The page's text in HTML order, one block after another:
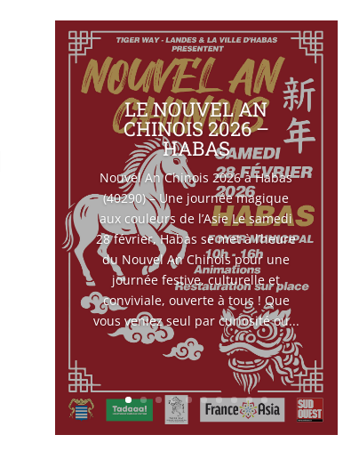
LE NOUVEL AN
CHINOIS 2026 –
HABAS
Nouvel An Chinois 2026 à Habas
(40290) – Une journée magique
aux couleurs de l’Asie Le samedi
28 février, Habas se met à l’heure
du Nouvel An Chinois pour une
journée festive, culturelle et
conviviale, ouverte à tous ! Que
vous veniez seul par curiosité ou...